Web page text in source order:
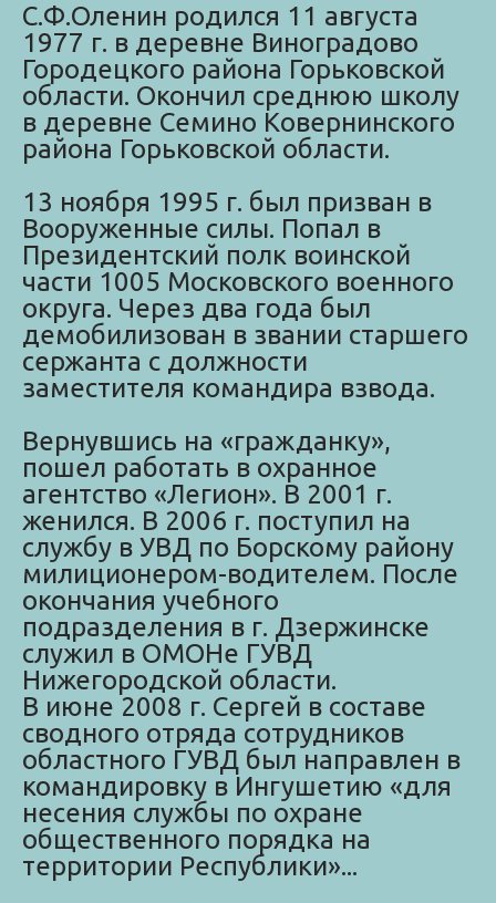
С.Ф.Оленин родился 11 августа
1977 г. в деревне Виноградово
Городецкого района Горьковской
области. Окончил среднюю школу
в деревне Семино Ковернинского
района Горьковской области.
13 ноября 1995 г. был призван в
Вооруженные силы. Попал в
Президентский полк воинской
части 1005 Московского военного
округа. Через два года был
демобилизован в звании старшего
сержанта с должности
заместителя командира взвода.
Вернувшись на «гражданку»,
пошел работать в охранное
агентство «Легион». В 2001 г.
женился. В 2006 г. поступил на
службу в УВД по Борскому району
милиционером-водителем. После
окончания учебного
подразделения в г. Дзержинске
служил в ОМОНе ГУВД
Нижегородской области.
В июне 2008 г. Сергей в составе
сводного отряда сотрудников
областного ГУВД был направлен в
командировку в Ингушетию «для
несения службы по охране
общественного порядка на
территории Республики»...